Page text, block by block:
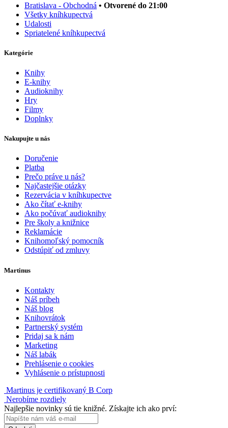
Bratislava - Obchodná • Otvorené do 21:00
Všetky kníhkupectvá
Udalosti
Spriatelené kníhkupectvá
Kategórie
Knihy
E-knihy
Audioknihy
Hry
Filmy
Doplnky
Nakupujte u nás
Doručenie
Platba
Prečo práve u nás?
Najčastejšie otázky
Rezervácia v kníhkupectve
Ako čítať e-knihy
Ako počúvať audioknihy
Pre školy a knižnice
Reklamácie
Knihomoľský pomocník
Odstúpiť od zmluvy
Martinus
Kontakty
Náš príbeh
Náš blog
Knihovrátok
Partnerský systém
Pridaj sa k nám
Marketing
Náš labák
Prehlásenie o cookies
Vyhlásenie o prístupnosti
Martinus je certifikovaný B Corp
Nerobíme rozdiely
Najlepšie novinky sú tie knižné. Získajte ich ako prví: